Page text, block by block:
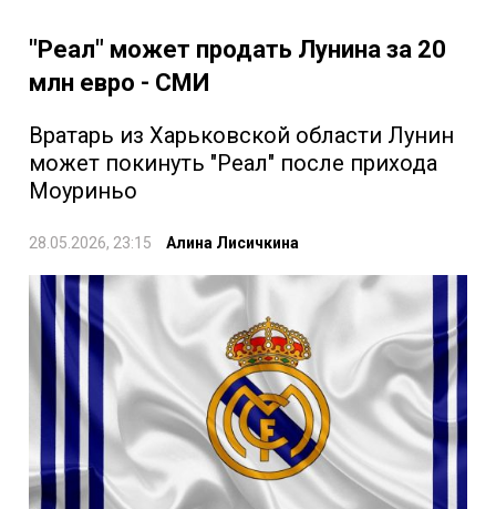
"Реал" может продать Лунина за 20
млн евро - СМИ
Вратарь из Харьковской области Лунин
может покинуть "Реал" после прихода
Моуриньо
28.05.2026, 23:15 Алина Лисичкина